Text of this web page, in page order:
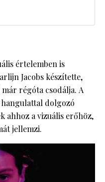
értelemben is
Jacobs készítette,
régóta csodálja. A
dolgozó
ahhoz a vizuális erőhöz,
jellemzi.